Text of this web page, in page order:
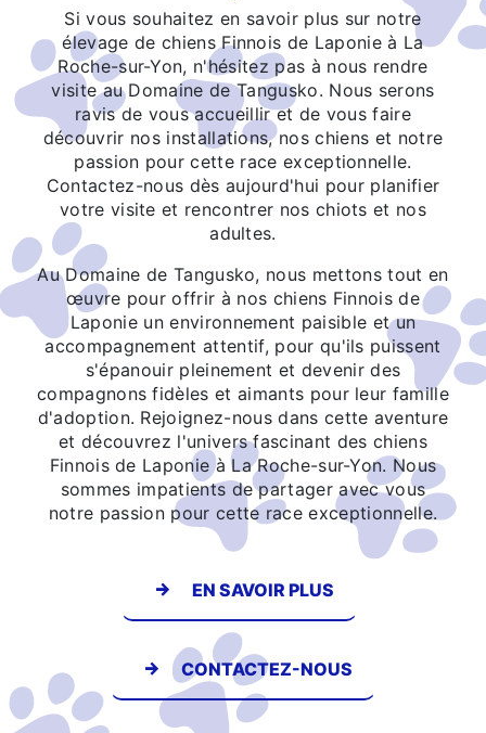
Si vous souhaitez en savoir plus sur notre
élevage de chiens Finnois de Laponie à La
Roche-sur-Yon, n'hésitez pas à nous rendre
visite au Domaine de Tangusko. Nous serons
ravis de vous accueillir et de vous faire
découvrir nos installations, nos chiens et notre
passion pour cette race exceptionnelle.
Contactez-nous dès aujourd'hui pour planifier
votre visite et rencontrer nos chiots et nos
adultes.
Au Domaine de Tangusko, nous mettons tout en
œuvre pour offrir à nos chiens Finnois de
Laponie un environnement paisible et un
accompagnement attentif, pour qu'ils puissent
s'épanouir pleinement et devenir des
compagnons fidèles et aimants pour leur famille
d'adoption. Rejoignez-nous dans cette aventure
et découvrez l'univers fascinant des chiens
Finnois de Laponie à La Roche-sur-Yon. Nous
sommes impatients de partager avec vous
notre passion pour cette race exceptionnelle.
EN SAVOIR PLUS
CONTACTEZ-NOUS